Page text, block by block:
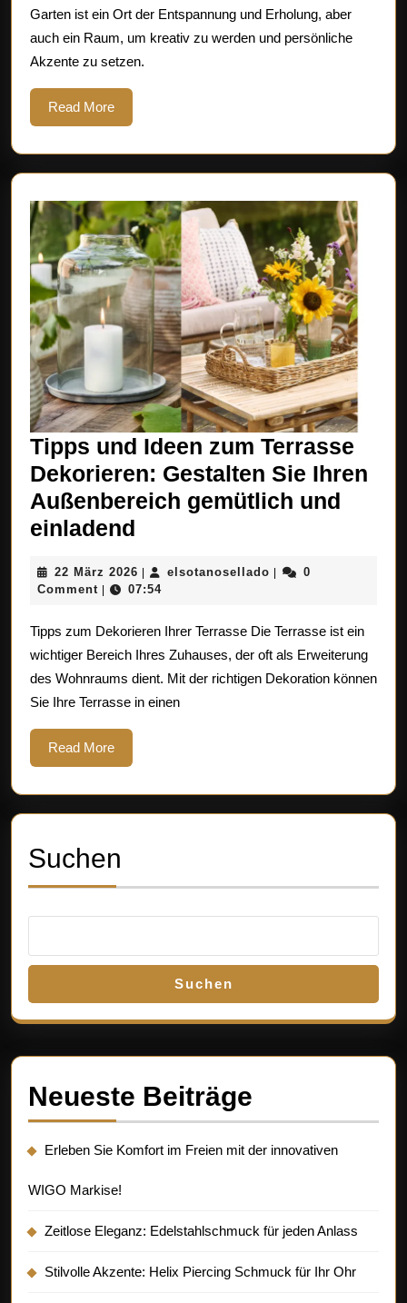
Akzente
für
Garten ist ein Ort der Entspannung und Erholung, aber
auch ein Raum, um kreativ zu werden und persönliche
Akzente zu setzen.
Read MoreRead
More
Tipps und Ideen zum Terrasse
Dekorieren: Gestalten Sie Ihren
Außenbereich gemütlich und
einladend
Ideen
Terrasse
Dekorieren:
Gestalten
gemütlich
22 März 2026 22
März
elsotanosellado elsotanosellado
0
Comment
07:54
Tipps zum Dekorieren Ihrer Terrasse Die Terrasse ist ein
wichtiger Bereich Ihres Zuhauses, der oft als Erweiterung
des Wohnraums dient. Mit der richtigen Dekoration können
Sie Ihre Terrasse in einen
Read MoreRead
More
Suchen
Suchen
Neueste Beiträge
Erleben Sie Komfort im Freien mit der innovativen
WIGO Markise!
Zeitlose Eleganz: Edelstahlschmuck für jeden Anlass
Stilvolle Akzente: Helix Piercing Schmuck für Ihr Ohr